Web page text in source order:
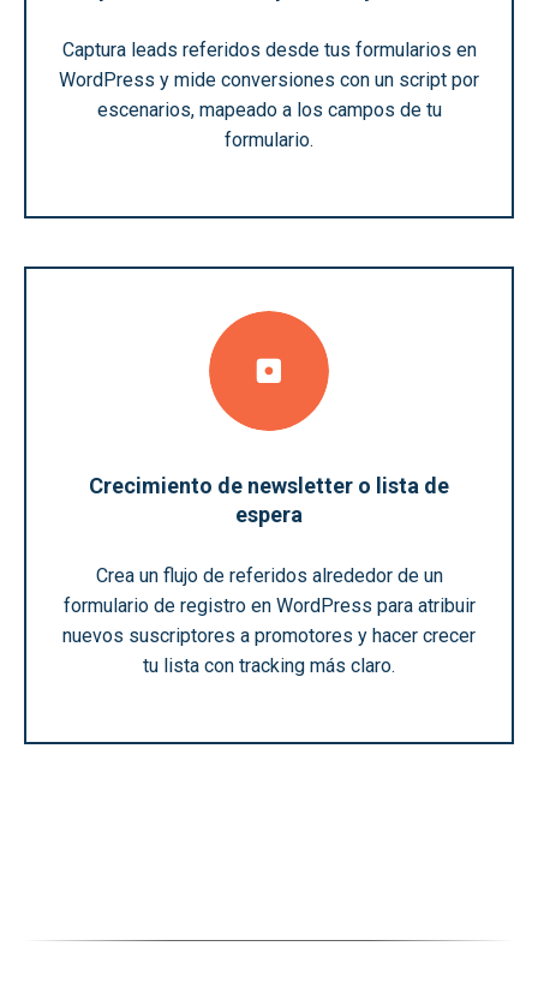
Captura leads referidos desde tus formularios en
WordPress y mide conversiones con un script por
escenarios, mapeado a los campos de tu
formulario.
Crecimiento de newsletter o lista de
espera
Crea un flujo de referidos alrededor de un
formulario de registro en WordPress para atribuir
nuevos suscriptores a promotores y hacer crecer
tu lista con tracking más claro.